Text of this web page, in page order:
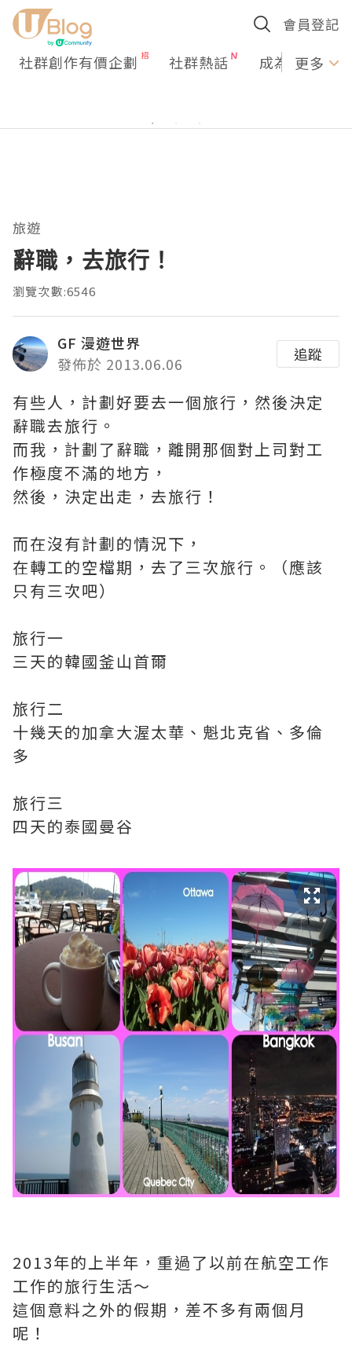
會員登記
社群創作有價企劃 社群熱話 成為U更多
旅遊
辭職，去旅行！
瀏覽次數:6546
GF 漫遊世界
發佈於 2013.06.06
追蹤
有些人，計劃好要去一個旅行，然後決定
辭職去旅行。
而我，計劃了辭職，離開那個對上司對工
作極度不滿的地方，
然後，決定出走，去旅行！
而在沒有計劃的情況下，
在轉工的空檔期，去了三次旅行。（應該
只有三次吧）
旅行一
三天的韓國釜山首爾
旅行二
十幾天的加拿大渥太華、魁北克省、多倫
多
旅行三
四天的泰國曼谷
2013年的上半年，重過了以前在航空工作
工作的旅行生活～
這個意料之外的假期，差不多有兩個月
呢！